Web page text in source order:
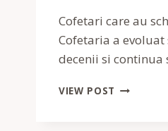
Cofetari care au
Cofetaria a
decenii si continua
VIEW POST COFETARI